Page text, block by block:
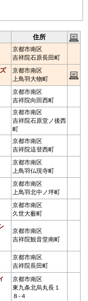
住所
京都市南区
吉祥院石原長田町
京都市南区
上鳥羽大物町
京都市南区
吉祥院向田西町
京都市南区
吉祥院石原堂ノ後西
町
京都市南区
吉祥院這登西町
京都市南区
上鳥羽仏現寺町
京都市南区
上鳥羽北中ノ坪町
京都市南区
久世大薮町
京都市南区
吉祥院観音堂南町
京都市南区
吉祥院長田町
京都市南区
東九条北烏丸長１
８-４